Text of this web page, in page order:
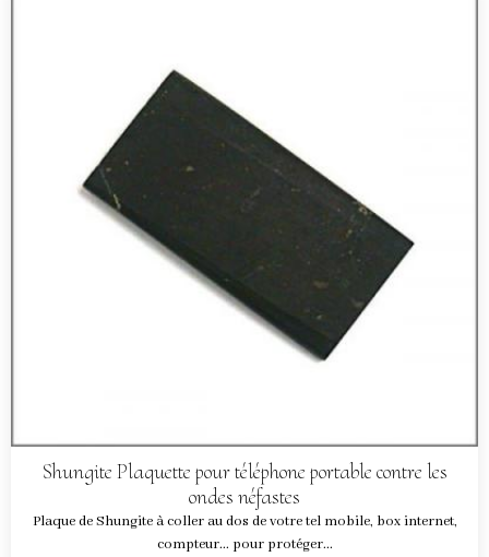
Shungite Plaquette pour téléphone portable contre les
ondes néfastes
Plaque de Shungite à coller au dos de votre tel mobile, box internet,
compteur... pour protéger...